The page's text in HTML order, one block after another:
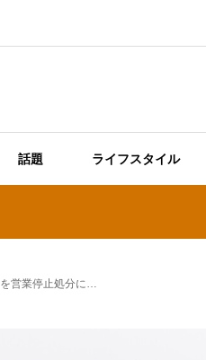
話題 ライフスタイル
営業停止処分に…